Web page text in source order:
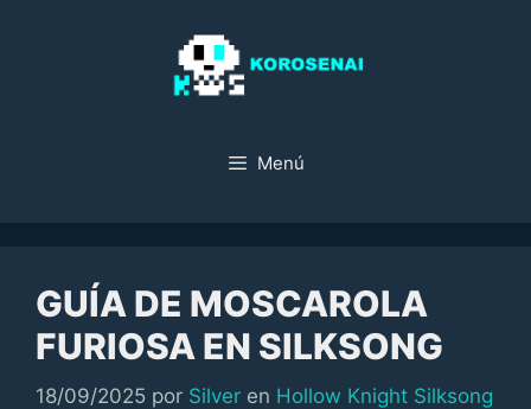
Menú
GUÍA DE MOSCAROLA
FURIOSA EN SILKSONG
18/09/2025 por Silver en Categorías
Hollow Knight Silksong